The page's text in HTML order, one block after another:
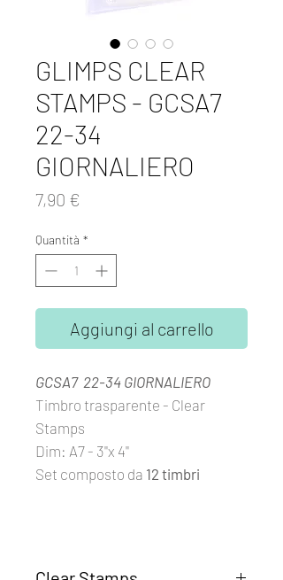
GLIMPS CLEAR
STAMPS - GCSA7
22-34
GIORNALIERO
7,90 €
Quantità *
Aggiungi al carrello
GCSA7 22-34 GIORNALIERO
Timbro trasparente - Clear
Stamps
Dim: A7 - 3''x 4''
Set composto da 12 timbri